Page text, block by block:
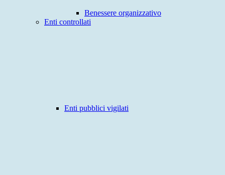
Benessere organizzativo
Enti controllati
Enti pubblici vigilati